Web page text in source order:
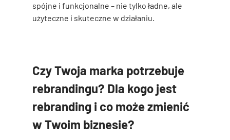
spójne i funkcjonalne – nie tylko ładne, ale
użyteczne i skuteczne w działaniu.
Czy Twoja marka potrzebuje
rebrandingu? Dla kogo jest
rebranding i co może zmienić
w Twoim biznesie?